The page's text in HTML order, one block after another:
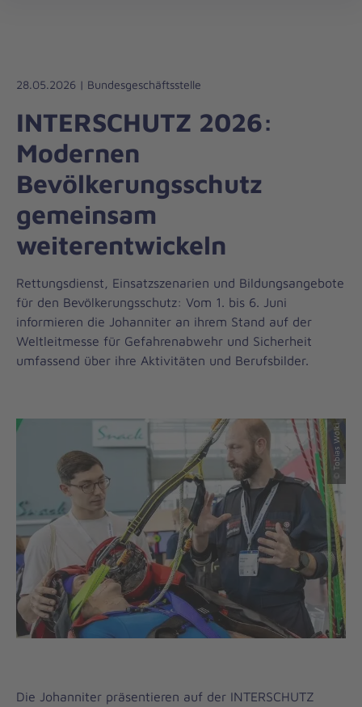
Liebe
Leben
28.05.2026 | Bundesgeschäftsstelle
INTERSCHUTZ 2026:
Modernen
Bevölkerungsschutz
gemeinsam
weiterentwickeln
Rettungsdienst, Einsatzszenarien und Bildungsangebote
für den Bevölkerungsschutz: Vom 1. bis 6. Juni
informieren die Johanniter an ihrem Stand auf der
Weltleitmesse für Gefahrenabwehr und Sicherheit
umfassend über ihre Aktivitäten und Berufsbilder.
© Tobias Wölki
Die Johanniter präsentieren auf der INTERSCHUTZ